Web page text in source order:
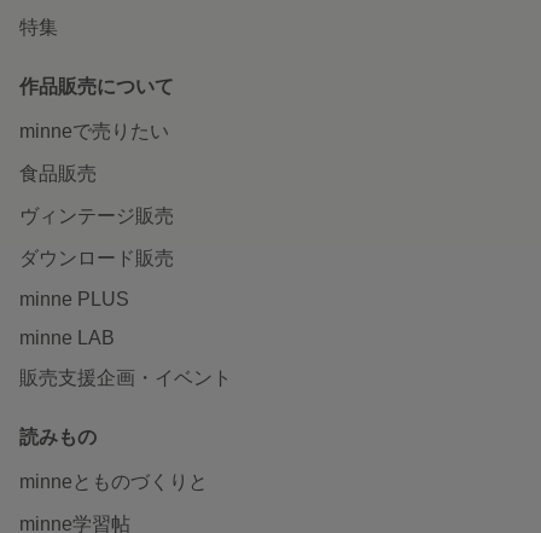
特集
作品販売について
minneで売りたい
食品販売
ヴィンテージ販売
ダウンロード販売
minne PLUS
minne LAB
販売支援企画・イベント
読みもの
minneとものづくりと
minne学習帖